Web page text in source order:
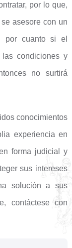
por lo que,
asesore con un
por cuanto si el
las condiciones y
no surtirá
conocimientos
experiencia en
forma judicial y
sus intereses
solución a sus
contáctese con